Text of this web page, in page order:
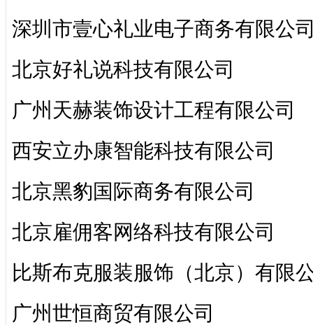
深圳市壹心礼业电子商务有限公
北京好礼说科技有限公司
广州天赫装饰设计工程有限公司
西安立办康智能科技有限公司
北京黑豹国际商务有限公司
北京雇佣客网络科技有限公司
比斯布克服装服饰（北京）有限
广州世恒商贸有限公司